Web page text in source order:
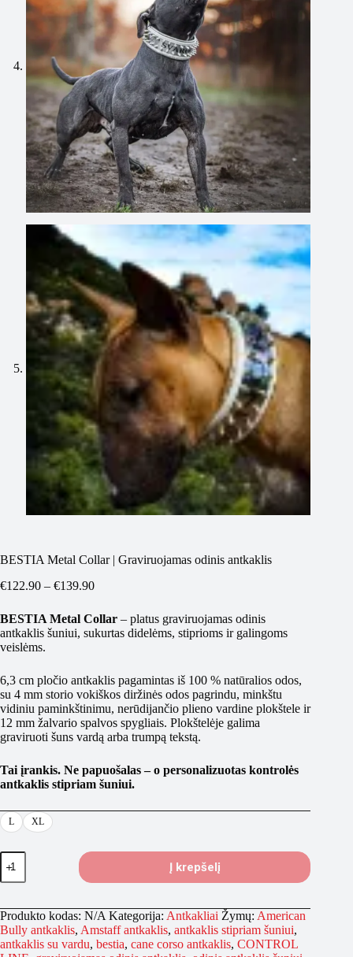
BESTIA Metal Collar | Graviruojamas odinis antkaklis
€122.90 – €139.90Price
€122.90
through
€139.90
BESTIA Metal Collar – platus graviruojamas odinis
antkaklis šuniui, sukurtas didelėms, stiprioms ir galingoms
veislėms.
6,3 cm pločio antkaklis pagamintas iš 100 % natūralios odos,
su 4 mm storio vokiškos diržinės odos pagrindu, minkštu
vidiniu paminkštinimu, nerūdijančio plieno vardine plokštele ir
12 mm žalvario spalvos spygliais. Plokštelėje galima
graviruoti šuns vardą arba trumpą tekstą.
Tai įrankis. Ne papuošalas – o personalizuotas kontrolės
antkaklis stipriam šuniui.
L XL
produkto
kiekis:
BESTIA
Collar
|
Graviruojamas
odinis
Į krepšelį
Produkto kodas: N/A Kategorija: Antkakliai Žymų: American
Bully antkaklis, Amstaff antkaklis, antkaklis stipriam šuniui,
antkaklis su vardu, bestia, cane corso antkaklis, CONTROL